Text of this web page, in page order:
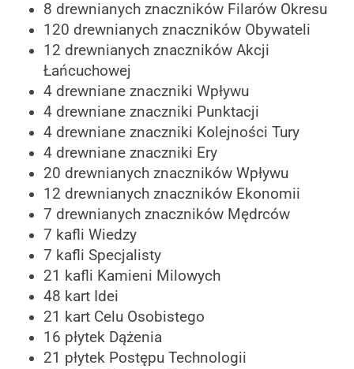
8 drewnianych znaczników Filarów Okresu
120 drewnianych znaczników Obywateli
12 drewnianych znaczników Akcji
Łańcuchowej
4 drewniane znaczniki Wpływu
4 drewniane znaczniki Punktacji
4 drewniane znaczniki Kolejności Tury
4 drewniane znaczniki Ery
20 drewnianych znaczników Wpływu
12 drewnianych znaczników Ekonomii
7 drewnianych znaczników Mędrców
7 kafli Wiedzy
7 kafli Specjalisty
21 kafli Kamieni Milowych
48 kart Idei
21 kart Celu Osobistego
16 płytek Dążenia
21 płytek Postępu Technologii